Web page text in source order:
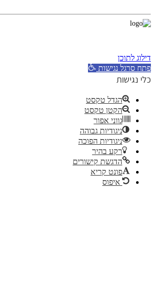
דילוג לתוכן
פתח סרגל נגישות
כלי נגישות
הגדל טקסט
הקטן טקסט
גווני אפור
ניגודיות גבוהה
ניגודיות הפוכה
רקע בהיר
הדגשת קישורים
פונט קריא
איפוס